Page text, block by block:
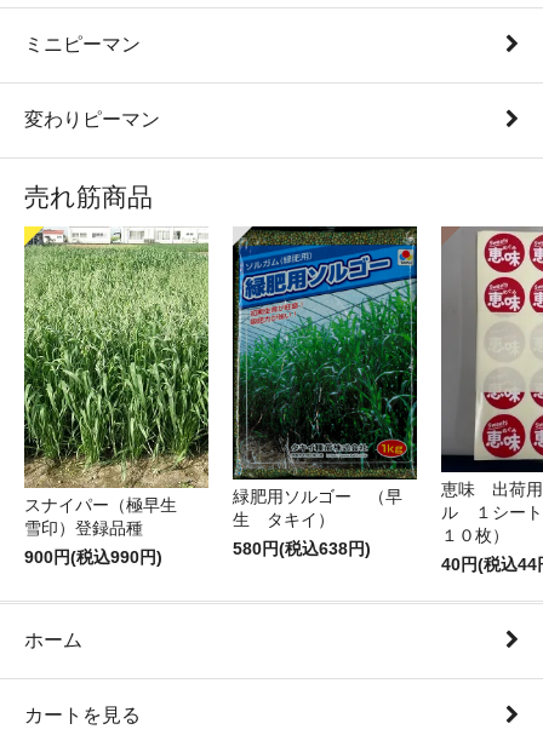
ミニピーマン
変わりピーマン
売れ筋商品
スナイパー（極早生
雪印）登録品種
900円(税込990円)
緑肥用ソルゴー （早
生 タキイ）
580円(税込638円)
恵味 出荷
ル １シート
１０枚）
40円(税込44
ホーム
カートを見る